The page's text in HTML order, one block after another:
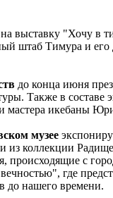
выставку "Хочу в
штаб Тимура и
до конца июня
Также в
мастера икебаны
музее
из коллекции
происходящие с
где
до нашего времени.